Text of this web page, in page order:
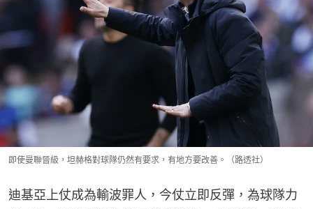
即使曼聯晉級，坦赫格對球隊仍然有要求，有地方要改善。（路透社）
迪基亞上仗成為輸波罪人，今仗立即反彈，為球隊力